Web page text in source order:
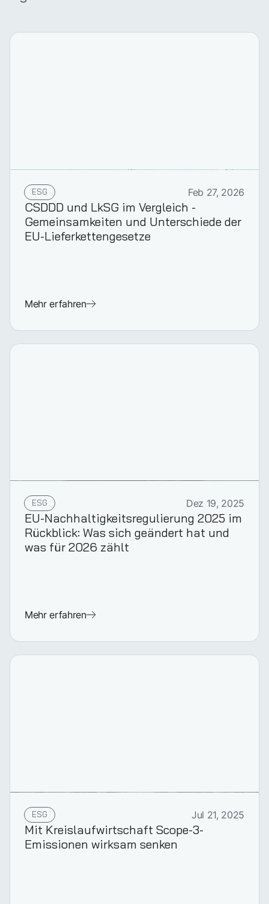
ESG Feb 27, 2026
CSDDD und LkSG im Vergleich -
Gemeinsamkeiten und Unterschiede der
EU-Lieferkettengesetze
Mehr erfahren
ESG Dez 19, 2025
EU-Nachhaltigkeitsregulierung 2025 im
Rückblick: Was sich geändert hat und
was für 2026 zählt
Mehr erfahren
ESG Jul 21, 2025
Mit Kreislaufwirtschaft Scope-3-
Emissionen wirksam senken